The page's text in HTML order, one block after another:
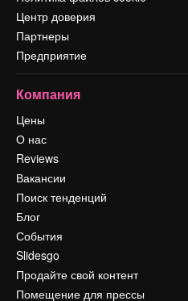
Центр доверия
Партнеры
Предприятие
Компания
Цены
О нас
Reviews
Вакансии
Поиск тенденций
Блог
События
Slidesgo
Продайте свой контент
Помещение для прессы